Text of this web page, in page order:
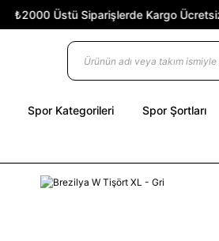
₺2000 Üstü Siparişlerde Kargo Ücretsiz!
Spor Kategorileri Spor Şortları